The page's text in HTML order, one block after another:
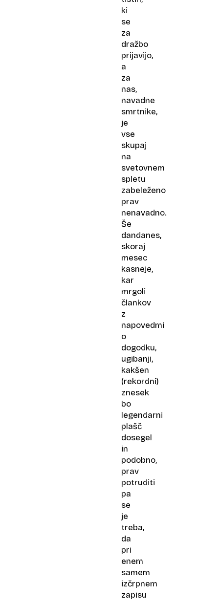
ki
se
za
dražbo
prijavijo,
a
za
nas,
navadne
smrtnike,
je
vse
skupaj
na
svetovnem
spletu
zabeleženo
prav
nenavadno.
Še
dandanes,
skoraj
mesec
kasneje,
kar
mrgoli
člankov
z
napovedmi
o
dogodku,
ugibanji,
kakšen
(rekordni)
znesek
bo
legendarni
plašč
dosegel
in
podobno,
prav
potruditi
pa
se
je
treba,
da
pri
enem
samem
izčrpnem
zapisu